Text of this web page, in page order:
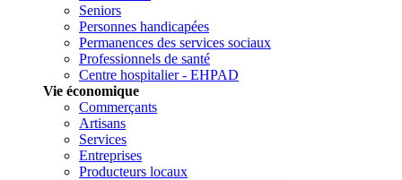
Seniors
Personnes handicapées
Permanences des services sociaux
Professionnels de santé
Centre hospitalier - EHPAD
Vie économique
Commerçants
Artisans
Services
Entreprises
Producteurs locaux